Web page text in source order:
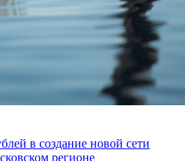
в создание новой сети
регионе